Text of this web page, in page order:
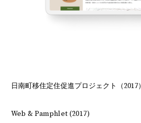
日南町移住定住促進プロジェクト（2017）
Web & Pamphlet (2017)